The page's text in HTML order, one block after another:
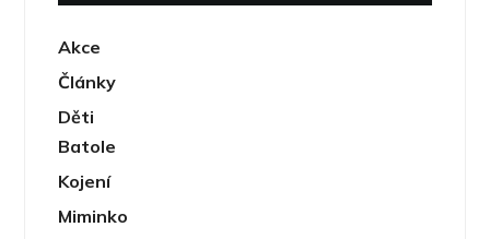
Akce
Články
Děti
Batole
Kojení
Miminko